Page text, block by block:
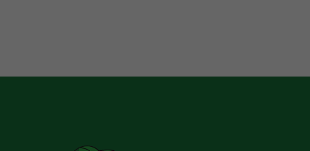
Time: Night รา